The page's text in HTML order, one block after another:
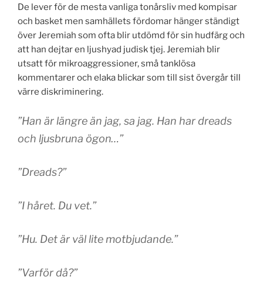
De lever för de mesta vanliga tonårsliv med kompisar
och basket men samhällets fördomar hänger ständigt
över Jeremiah som ofta blir utdömd för sin hudfärg och
att han dejtar en ljushyad judisk tjej. Jeremiah blir
utsatt för mikroaggressioner, små tanklösa
kommentarer och elaka blickar som till sist övergår till
värre diskriminering.
”Han är längre än jag, sa jag. Han har dreads
och ljusbruna ögon…”
”Dreads?”
”I håret. Du vet.”
”Hu. Det är väl lite motbjudande.”
”Varför då?”